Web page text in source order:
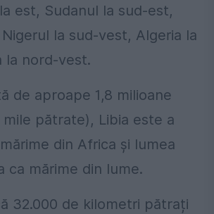
est, Sudanul la sud-est,
la sud-vest, Algeria la
la nord-vest.
de aproape 1,8 milioane
mile pătrate), Libia este a
din Africa și lumea
ca mărime din lume.
32.000 de kilometri pătrați